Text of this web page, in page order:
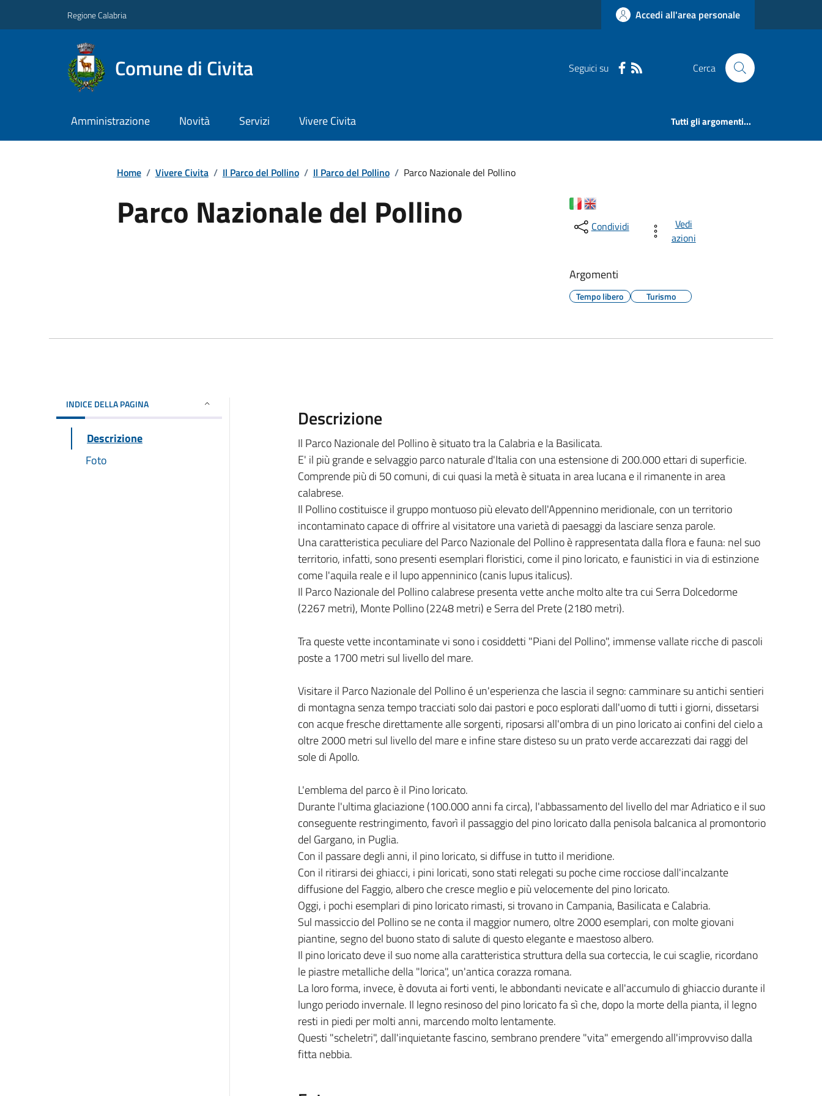
Regione Calabria Accedi all'area personale
Comune di Civita Seguici su Cerca
Amministrazione Novità Servizi Vivere Civita Tutti gli argomenti...
Home / Vivere Civita / Il Parco del Pollino / Il Parco del Pollino / Parco Nazionale del Pollino
Parco Nazionale del Pollino Condividi
Vedi
azioni
Argomenti
Tempo libero Turismo
INDICE DELLA PAGINA
Descrizione
Foto
Descrizione
Il Parco Nazionale del Pollino è situato tra la Calabria e la Basilicata.
E' il più grande e selvaggio parco naturale d'Italia con una estensione di 200.000 ettari di superficie.
Comprende più di 50 comuni, di cui quasi la metà è situata in area lucana e il rimanente in area
calabrese.
Il Pollino costituisce il gruppo montuoso più elevato dell'Appennino meridionale, con un territorio
incontaminato capace di offrire al visitatore una varietà di paesaggi da lasciare senza parole.
Una caratteristica peculiare del Parco Nazionale del Pollino è rappresentata dalla flora e fauna: nel suo
territorio, infatti, sono presenti esemplari floristici, come il pino loricato, e faunistici in via di estinzione
come l'aquila reale e il lupo appenninico (canis lupus italicus).
Il Parco Nazionale del Pollino calabrese presenta vette anche molto alte tra cui Serra Dolcedorme
(2267 metri), Monte Pollino (2248 metri) e Serra del Prete (2180 metri).
Tra queste vette incontaminate vi sono i cosiddetti "Piani del Pollino", immense vallate ricche di pascoli
poste a 1700 metri sul livello del mare.
Visitare il Parco Nazionale del Pollino é un'esperienza che lascia il segno: camminare su antichi sentieri
di montagna senza tempo tracciati solo dai pastori e poco esplorati dall'uomo di tutti i giorni, dissetarsi
con acque fresche direttamente alle sorgenti, riposarsi all'ombra di un pino loricato ai confini del cielo a
oltre 2000 metri sul livello del mare e infine stare disteso su un prato verde accarezzati dai raggi del
sole di Apollo.
L'emblema del parco è il Pino loricato.
Durante l'ultima glaciazione (100.000 anni fa circa), l'abbassamento del livello del mar Adriatico e il suo
conseguente restringimento, favorì il passaggio del pino loricato dalla penisola balcanica al promontorio
del Gargano, in Puglia.
Con il passare degli anni, il pino loricato, si diffuse in tutto il meridione.
Con il ritirarsi dei ghiacci, i pini loricati, sono stati relegati su poche cime rocciose dall'incalzante
diffusione del Faggio, albero che cresce meglio e più velocemente del pino loricato.
Oggi, i pochi esemplari di pino loricato rimasti, si trovano in Campania, Basilicata e Calabria.
Sul massiccio del Pollino se ne conta il maggior numero, oltre 2000 esemplari, con molte giovani
piantine, segno del buono stato di salute di questo elegante e maestoso albero.
Il pino loricato deve il suo nome alla caratteristica struttura della sua corteccia, le cui scaglie, ricordano
le piastre metalliche della "lorica", un'antica corazza romana.
La loro forma, invece, è dovuta ai forti venti, le abbondanti nevicate e all'accumulo di ghiaccio durante il
lungo periodo invernale. Il legno resinoso del pino loricato fa sì che, dopo la morte della pianta, il legno
resti in piedi per molti anni, marcendo molto lentamente.
Questi "scheletri", dall'inquietante fascino, sembrano prendere "vita" emergendo all'improvviso dalla
fitta nebbia.